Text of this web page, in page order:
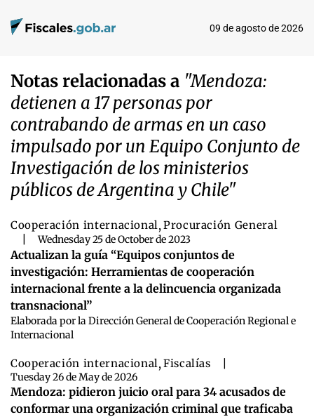
09 de agosto de 2026
Notas relacionadas a "Mendoza:
detienen a 17 personas por
contrabando de armas en un caso
impulsado por un Equipo Conjunto de
Investigación de los ministerios
públicos de Argentina y Chile"
Cooperación internacional, Procuración General
Wednesday 25 de October de 2023
Actualizan la guía “Equipos conjuntos de
investigación: Herramientas de cooperación
internacional frente a la delincuencia organizada
transnacional”
Elaborada por la Dirección General de Cooperación Regional e
Internacional
Cooperación internacional, Fiscalías
Tuesday 26 de May de 2026
Mendoza: pidieron juicio oral para 34 acusados de
conformar una organización criminal que traficaba